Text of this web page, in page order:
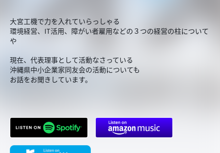
大宮工機で力を入れていらっしゃる
環境経営、IT活用、障がい者雇用などの３つの経営の柱について
や
現在、代表理事として活動なさっている
沖縄県中小企業家同友会の活動についても
お話をお聞きしています。